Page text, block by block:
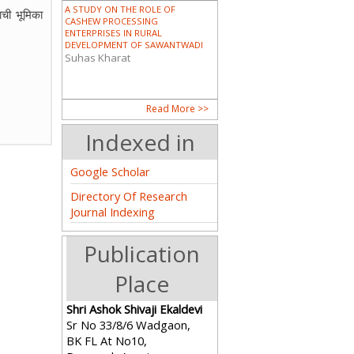
भूमिका
A STUDY ON THE ROLE OF
CASHEW PROCESSING
ENTERPRISES IN RURAL
DEVELOPMENT OF SAWANTWADI
Suhas Kharat
DALIT AND SCHEDULED TRIBE
WOMEN IN INDIA
Dr. Sunita Pandro
PIONEERING WOMEN IN MODERN
ASSAM: A HISTORICAL ANALYSIS
OF THE CONTRIBUTIONS OF
AMALPRAVA DAS
Guptajit Pathak
भारताच्या निर्मितीमध्ये आणि कोकण पर्यटनात
महिलांचे योगदान (महाराष्ट्र विशेष संदर्भ)
Mr. Satyajit R. Raje
Read More >>
Indexed in
Google Scholar
Directory Of Research
Journal Indexing
Publication
Place
Shri Ashok Shivaji Ekaldevi
Sr No 33/8/6 Wadgaon,
BK FL At No10,